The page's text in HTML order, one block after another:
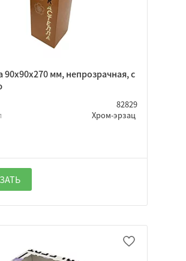
90х90х270 мм, непрозрачная, с
82829
Хром-эрзац